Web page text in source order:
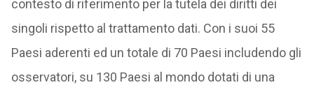
contesto di riferimento per la tutela dei diritti dei
singoli rispetto al trattamento dati. Con i suoi 55
Paesi aderenti ed un totale di 70 Paesi includendo gli
osservatori, su 130 Paesi al mondo dotati di una